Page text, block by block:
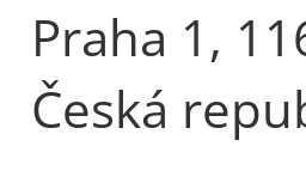
Praha 1,
Česká